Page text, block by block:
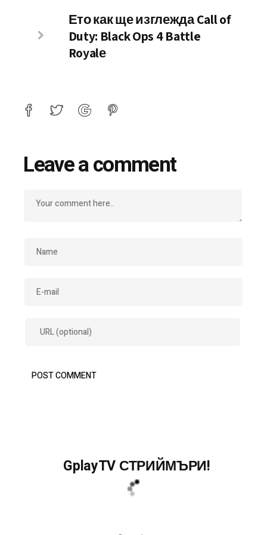
Ето как ще изглежда Call of
Duty: Black Ops 4 Battle
Royalе
Leave a comment
GplayTV СТРИЙМЪРИ!